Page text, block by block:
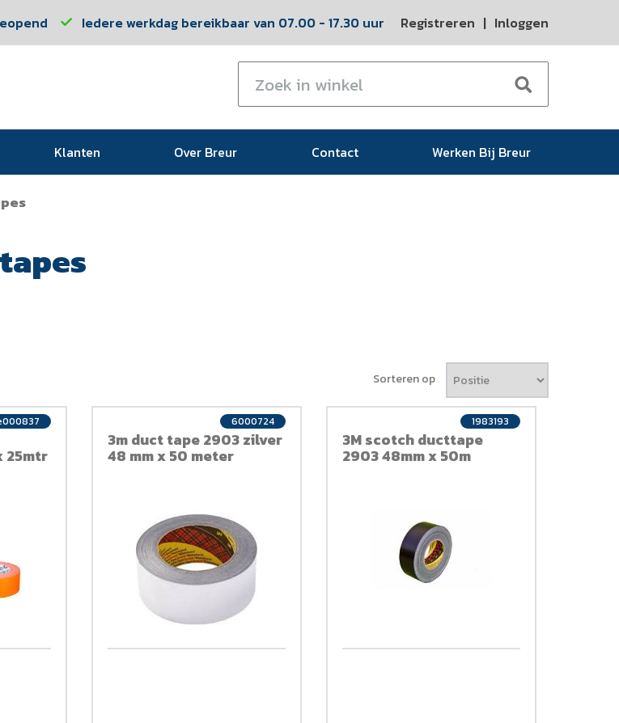
Iedere werkdag bereikbaar van 07.00 - 17.30 uur Registreren | Inloggen
Klanten Over Breur Contact Werken Bij Breur
Sorteren op
25mtr
3m duct tape 2903 zilver
48 mm x 50 meter
6000724
3M scotch ducttape
2903 48mm x 50m
1983193